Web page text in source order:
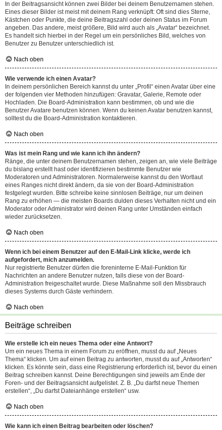
In der Beitragsansicht können zwei Bilder bei deinem Benutzernamen stehen.
Eines dieser Bilder ist meist mit deinem Rang verknüpft: Oft sind dies Sterne,
Kästchen oder Punkte, die deine Beitragszahl oder deinen Status im Forum
angeben. Das andere, meist größere, Bild wird auch als „Avatar“ bezeichnet.
Es handelt sich hierbei in der Regel um ein persönliches Bild, welches von
Benutzer zu Benutzer unterschiedlich ist.
Nach oben
Wie verwende ich einen Avatar?
In deinem persönlichen Bereich kannst du unter „Profil“ einen Avatar über eine
der folgenden vier Methoden hinzufügen: Gravatar, Galerie, Remote oder
Hochladen. Die Board-Administration kann bestimmen, ob und wie die
Benutzer Avatare benutzen können. Wenn du keinen Avatar benutzen kannst,
solltest du die Board-Administration kontaktieren.
Nach oben
Was ist mein Rang und wie kann ich ihn ändern?
Ränge, die unter deinem Benutzernamen stehen, zeigen an, wie viele Beiträge
du bislang erstellt hast oder identifizieren bestimmte Benutzer wie
Moderatoren und Administratoren. Normalerweise kannst du den Wortlaut
eines Ranges nicht direkt ändern, da sie von der Board-Administration
festgelegt wurden. Bitte schreibe keine sinnlosen Beiträge, nur um deinen
Rang zu erhöhen — die meisten Boards dulden dieses Verhalten nicht und ein
Moderator oder Administrator wird deinen Rang unter Umständen einfach
wieder zurücksetzen.
Nach oben
Wenn ich bei einem Benutzer auf den E-Mail-Link klicke, werde ich
aufgefordert, mich anzumelden.
Nur registrierte Benutzer dürfen die foreninterne E-Mail-Funktion für
Nachrichten an andere Benutzer nutzen, falls diese von der Board-
Administration freigeschaltet wurde. Diese Maßnahme soll den Missbrauch
dieses Systems durch Gäste verhindern.
Nach oben
Beiträge schreiben
Wie erstelle ich ein neues Thema oder eine Antwort?
Um ein neues Thema in einem Forum zu eröffnen, musst du auf „Neues
Thema“ klicken. Um auf einen Beitrag zu antworten, musst du auf „Antworten“
klicken. Es könnte sein, dass eine Registrierung erforderlich ist, bevor du einen
Beitrag schreiben kannst. Deine Berechtigungen sind jeweils am Ende der
Foren- und der Beitragsansicht aufgelistet. Z. B. „Du darfst neue Themen
erstellen“, „Du darfst Dateianhänge erstellen“ usw.
Nach oben
Wie kann ich einen Beitrag bearbeiten oder löschen?